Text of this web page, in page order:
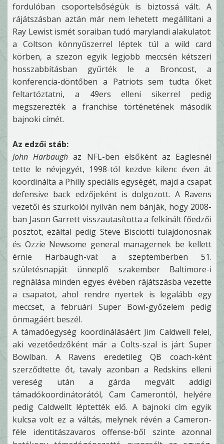
fordulóban csoportelsőségük is biztossá vált. A
rájátszásban aztán már nem lehetett megállítani a
Ray Lewist ismét soraiban tudó marylandi alakulatot:
a Coltson könnyűszerrel léptek túl a wild card
körben, a szezon egyik legjobb meccsén kétszeri
hosszabbításban gyűrték le a Broncost, a
konferencia-döntőben a Patriots sem tudta őket
feltartóztatni, a 49ers elleni sikerrel pedig
megszerezték a franchise történetének második
bajnoki címét.
Az edzői stáb:
John Harbaugh az NFL-ben elsőként az Eaglesnél
tette le névjegyét, 1998-tól kezdve kilenc éven át
koordinálta a Philly speciális egységét, majd a csapat
defensive back edzőjeként is dolgozott. A Ravens
vezetői és szurkolói nyilván nem bánják, hogy 2008-
ban Jason Garrett visszautasította a felkínált főedzői
posztot, ezáltal pedig Steve Bisciotti tulajdonosnak
és Ozzie Newsome general managernek be kellett
érnie Harbaugh-val: a szeptemberben 51.
születésnapját ünneplő szakember Baltimore-i
regnálása minden egyes évében rájátszásba vezette
a csapatot, ahol rendre nyertek is legalább egy
meccset, a februári Super Bowl-győzelem pedig
önmagáért beszél.
A támadóegység koordinálásáért Jim Caldwell felel,
aki vezetőedzőként már a Colts-szal is járt Super
Bowlban. A Ravens eredetileg QB coach-ként
szerződtette őt, tavaly azonban a Redskins elleni
vereség után a gárda megvált addigi
támadókoordinátorától, Cam Camerontól, helyére
pedig Caldwellt léptették elő. A bajnoki cím egyik
kulcsa volt ez a váltás, melynek révén a Cameron-
féle identitászavaros offense-ből szinte azonnal